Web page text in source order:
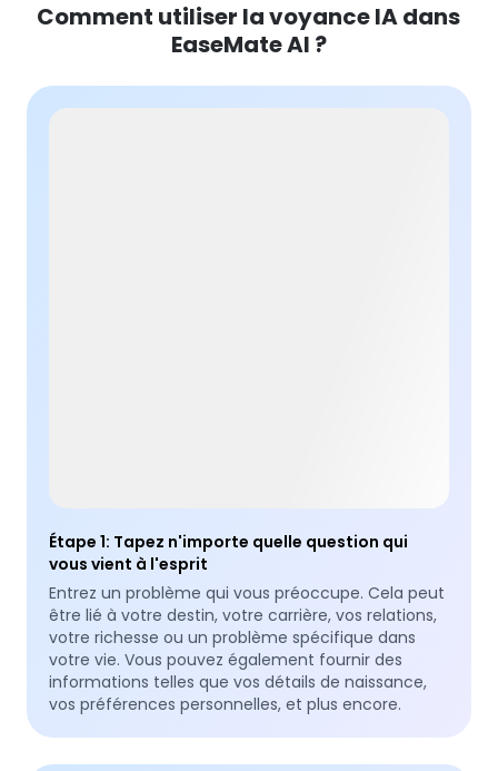
Comment utiliser la voyance IA dans
EaseMate AI ?
Étape 1: Tapez n'importe quelle question qui
vous vient à l'esprit
Entrez un problème qui vous préoccupe. Cela peut
être lié à votre destin, votre carrière, vos relations,
votre richesse ou un problème spécifique dans
votre vie. Vous pouvez également fournir des
informations telles que vos détails de naissance,
vos préférences personnelles, et plus encore.